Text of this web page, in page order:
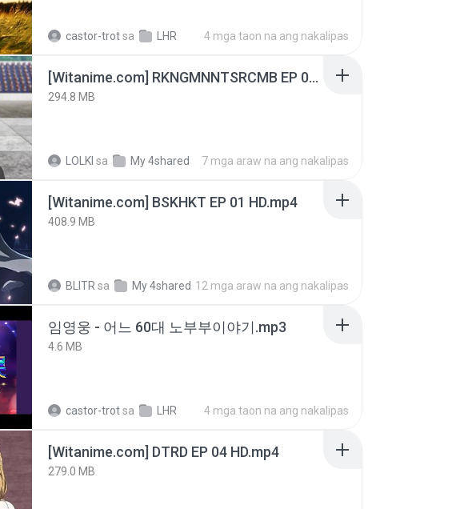
castor-trotsa LHR 4 mga taon na ang nakalipas
[Witanime.com] RKNGMNNTSRCMB EP 06 HD.mp4
294.8 MB
LOLKI sa My 4shared 7 mga araw na ang nakalipas
[Witanime.com] BSKHKT EP 01 HD.mp4
408.9 MB
BLITR sa My 4shared 12 mga araw na ang nakalipas
임영웅 - 어느 60대 노부부이야기.mp3
4.6 MB
castor-trotsa LHR 4 mga taon na ang nakalipas
[Witanime.com] DTRD EP 04 HD.mp4
279.0 MB